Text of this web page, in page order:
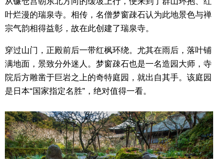
叶烂漫的瑞泉寺。相传，名僧梦窗疎石认为此地景色与禅
宗气韵相得益彰，故在此创建了瑞泉寺。
穿过山门，正殿前后一带红枫环绕。尤其在雨后，落叶铺
满地面，景致分外迷人。梦窗疎石也是一名造园大师，寺
院后方雕凿于巨岩之上的奇特庭园，就出自其手。该庭园
是日本“国家指定名胜”，绝对值得一看。